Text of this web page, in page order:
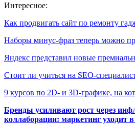
Интересное:
Как продвигать сайт по ремонту
Наборы минус-фраз теперь можно
Яндекс представил новые
Стоит ли учиться на SEO-
9 курсов по 2D- и 3D-графике, на
Бренды усиливают рост через
коллаборации: маркетинг уходит в